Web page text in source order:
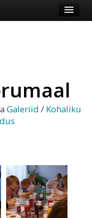
sisse või registreeru
Galeriid / Kohaliku